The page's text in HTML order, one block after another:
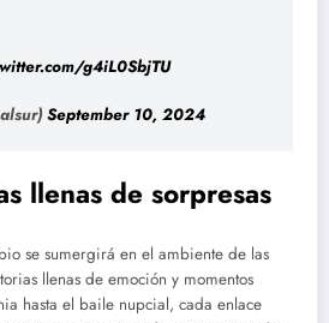
g4iL0SbjTU
September 10, 2024
llenas de sorpresas
se sumergirá en el ambiente de las
llenas de emoción y momentos
hasta el baile nupcial, cada enlace